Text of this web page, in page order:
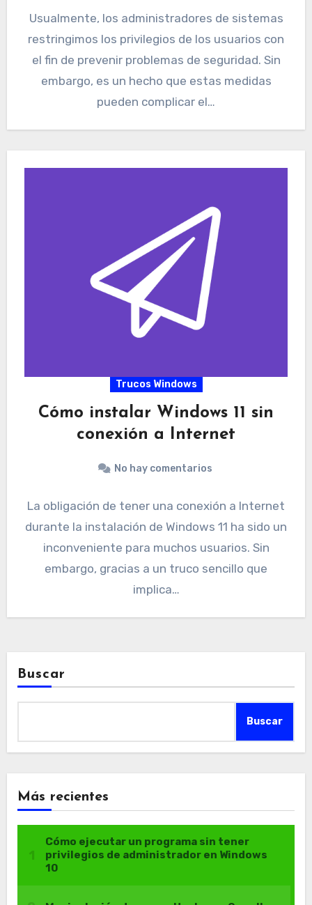
Usualmente, los administradores de sistemas
restringimos los privilegios de los usuarios con
el fin de prevenir problemas de seguridad. Sin
embargo, es un hecho que estas medidas
pueden complicar el…
Trucos Windows
Cómo instalar Windows 11 sin
conexión a Internet
No hay comentarios
La obligación de tener una conexión a Internet
durante la instalación de Windows 11 ha sido un
inconveniente para muchos usuarios. Sin
embargo, gracias a un truco sencillo que
implica…
Buscar
Buscar
Más recientes